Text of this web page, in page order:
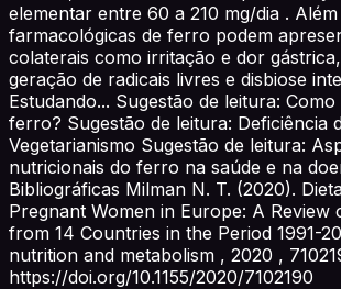
elementar entre 60 a 210 mg/dia .
farmacológicas de ferro podem
colaterais como irritação e dor
geração de radicais livres e disbiose
Estudando... Sugestão de leitura:
ferro? Sugestão de leitura: Deficiência
Vegetarianismo Sugestão de leitura:
nutricionais do ferro na saúde e na
Bibliográficas Milman N. T. (2020).
Pregnant Women in Europe: A Review
from 14 Countries in the Period 1991-
nutrition and metabolism , 2020 ,
https://doi.org/10.1155/2020/7102190